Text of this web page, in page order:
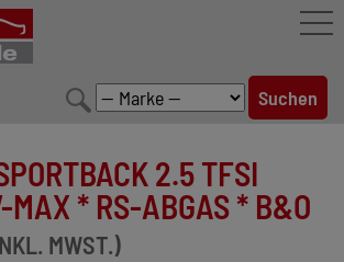
2.5 TFSI
MAX * RS-ABGAS * B&O
MWST.)